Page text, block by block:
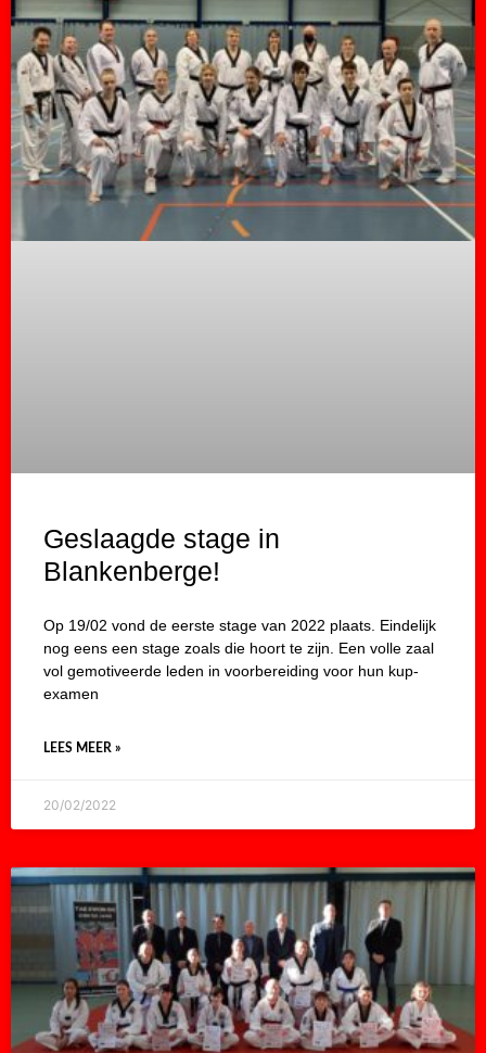
Geslaagde stage in
Blankenberge!
Op 19/02 vond de eerste stage van 2022 plaats. Eindelijk
nog eens een stage zoals die hoort te zijn. Een volle zaal
vol gemotiveerde leden in voorbereiding voor hun kup-
examen
LEES MEER »
20/02/2022